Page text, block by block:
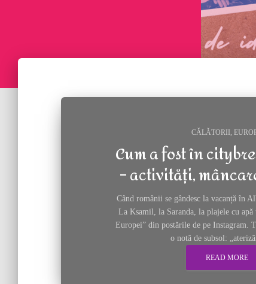
CĂLĂTORII
Cum a fost în
– activități,
Când românii se gândesc la vacanță în
La Ksamil, la Saranda, la plajele cu
Europei” din postările de pe Instagram.
o notă de subsol:
READ MORE